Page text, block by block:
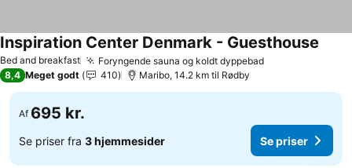
Bed and breakfast Foryngende sauna og koldt dyppebad
Inspiration Center Denmark - Guesthouse
8,4 Meget godt 410 Maribo, 14.2 km til Rødby
Af 695 kr.
Se priser fra 3 hjemmesider Se priser